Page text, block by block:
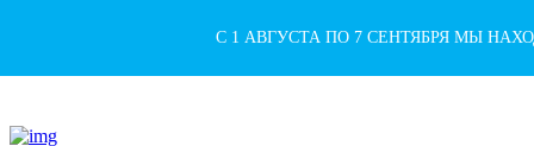
С 1 АВГУСТА ПО 7 СЕНТЯБРЯ МЫ